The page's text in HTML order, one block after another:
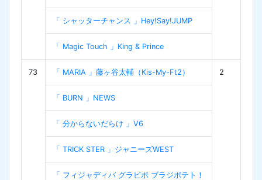
「 シャッターチャンス 」Hey!Say!JUMP
「 Magic Touch 」King & Prince
73 「 MARIA 」藤ヶ谷太輔（Kis-My-Ft2） 2
「 BURN 」NEWS
「 分からないだらけ 」V6
「 TRICK STER 」ジャニーズWEST
「 フィジャディバ グラビボ ブラジポテト！